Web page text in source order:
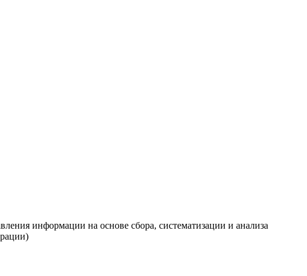
информации на основе сбора, систематизации и анализа